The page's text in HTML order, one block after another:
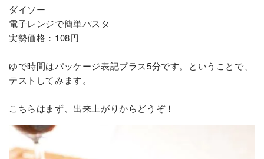
ダイソー
電子レンジで簡単パスタ
実勢価格：108円
ゆで時間はパッケージ表記プラス5分です。ということで、
テストしてみます。
こちらはまず、出来上がりからどうぞ！